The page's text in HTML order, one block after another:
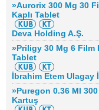
»Aurorix 300 Mg 30
Kaplı Tablet
Deva Holding A.Ş.
»Priligy 30 Mg 6 Film
Tablet
İbrahim Etem Ulagay
»Puregon 0.36 Ml
Kartuş